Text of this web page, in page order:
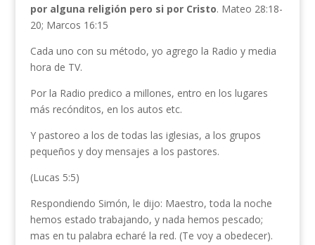
por alguna religión pero si por Cristo. Mateo 28:18-
20; Marcos 16:15
Cada uno con su método, yo agrego la Radio y media
hora de TV.
Por la Radio predico a millones, entro en los lugares
más recónditos, en los autos etc.
Y pastoreo a los de todas las iglesias, a los grupos
pequeños y doy mensajes a los pastores.
(Lucas 5:5)
Respondiendo Simón, le dijo: Maestro, toda la noche
hemos estado trabajando, y nada hemos pescado;
mas en tu palabra echaré la red. (Te voy a obedecer).